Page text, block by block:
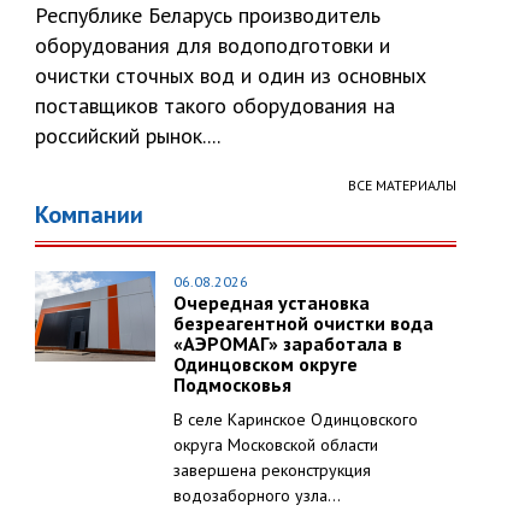
Республике Беларусь производитель
оборудования для водоподготовки и
очистки сточных вод и один из основных
поставщиков такого оборудования на
российский рынок....
ВСЕ МАТЕРИАЛЫ
Компании
06.08.2026
Очередная установка
безреагентной очистки вода
«АЭРОМАГ» заработала в
Одинцовском округе
Подмосковья
В селе Каринское Одинцовского
округа Московской области
завершена реконструкция
водозаборного узла...